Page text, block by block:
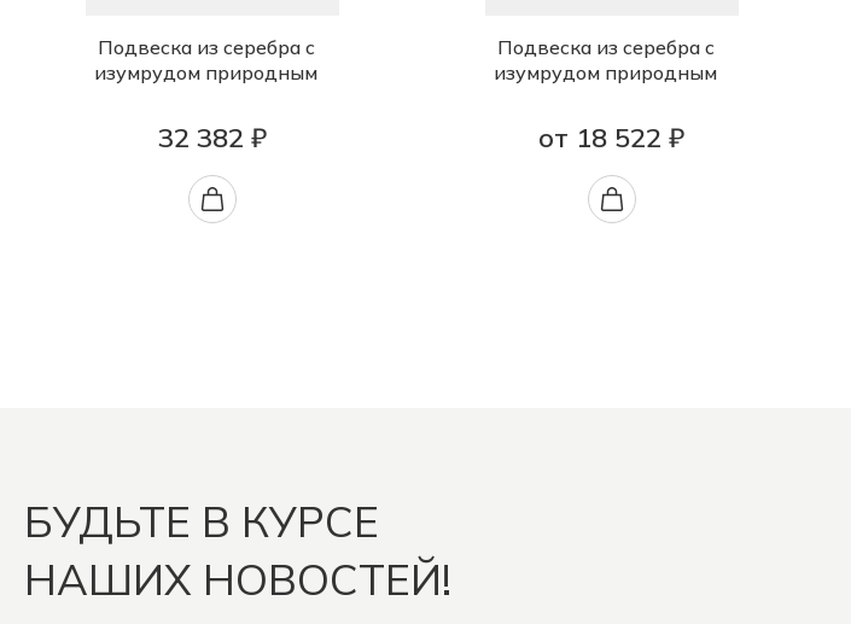
Подвеска из серебра с
изумрудом природным
32 382 ₽
Подвеска из серебра с
изумрудом природным
от 18 522 ₽
БУДЬТЕ В КУРСЕ
НАШИХ НОВОСТЕЙ!